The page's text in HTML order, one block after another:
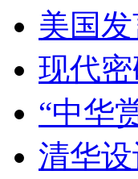
美国
现代
“中华
清华